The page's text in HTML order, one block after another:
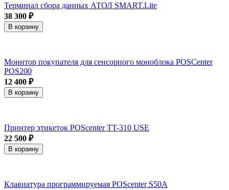
Терминал сбора данных АТОЛ SMART.Lite
38 300 ₽
В корзину
Монитор покупателя для сенсорного моноблока POSCenter
POS200
12 400 ₽
В корзину
Принтер этикеток POScenter TT-310 USE
22 500 ₽
В корзину
Клавиатура программируемая POScenter S50A